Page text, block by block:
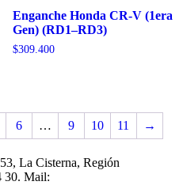
Enganche Honda CR-V (1era
Gen) (RD1–RD3)
$309.400
6 … 9 10 11 →
La Cisterna, Región
30. Mail: